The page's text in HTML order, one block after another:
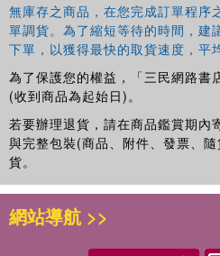
無庫存之商品，在您完成訂單程序
單調貨。為了縮短等待的時間，建
下單，以獲得最快的取貨速度，平
為了保護您的權益，「三民網路書
(收到商品為起始日)。
若要辦理退貨，請在商品鑑賞期內
與完整包裝(商品、附件、發票、
貨。
網站導航 >>